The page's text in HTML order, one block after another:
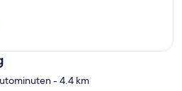
Karte
- 4.4 km